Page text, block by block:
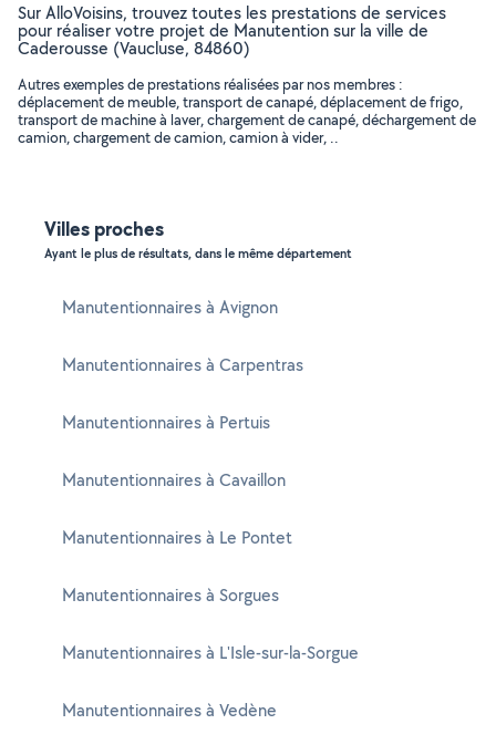
Sur AlloVoisins, trouvez toutes les prestations de services
pour réaliser votre projet de Manutention sur la ville de
Caderousse (Vaucluse, 84860)
Autres exemples de prestations réalisées par nos membres :
déplacement de meuble, transport de canapé, déplacement de frigo,
transport de machine à laver, chargement de canapé, déchargement de
camion, chargement de camion, camion à vider, ..
Villes proches
Ayant le plus de résultats, dans le même département
Manutentionnaires à Avignon
Manutentionnaires à Carpentras
Manutentionnaires à Pertuis
Manutentionnaires à Cavaillon
Manutentionnaires à Le Pontet
Manutentionnaires à Sorgues
Manutentionnaires à L'Isle-sur-la-Sorgue
Manutentionnaires à Vedène